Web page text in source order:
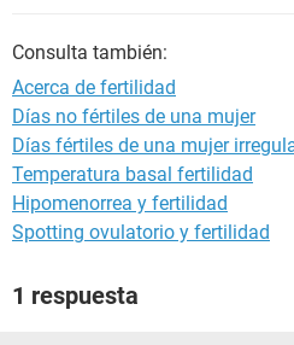
Consulta también:
Acerca de fertilidad
Días no fértiles de una mujer
Días fértiles de una mujer
Temperatura basal fertilidad
Hipomenorrea y fertilidad
Spotting ovulatorio y fertilidad
1 respuesta